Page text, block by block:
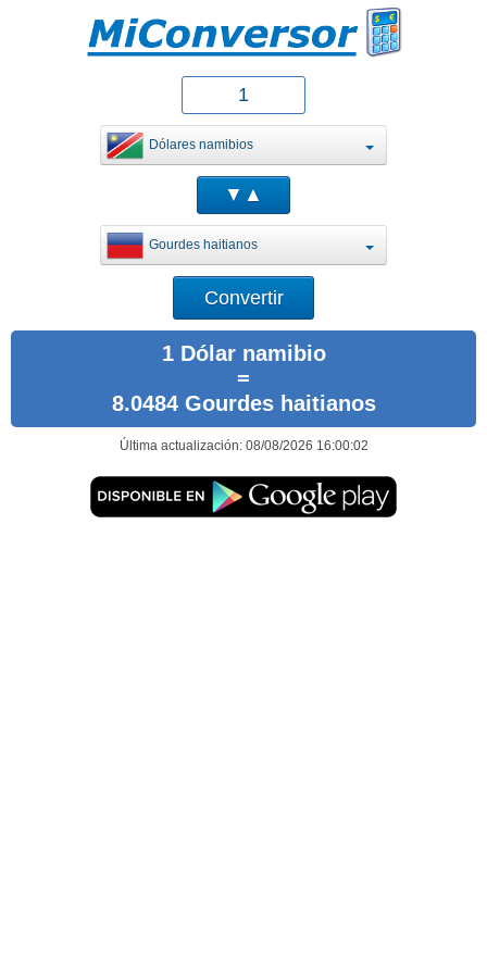
Dólares namibios
Gourdes haitianos
1 Dólar namibio
=
8.0484 Gourdes haitianos
Última actualización: 08/08/2026 16:00:02